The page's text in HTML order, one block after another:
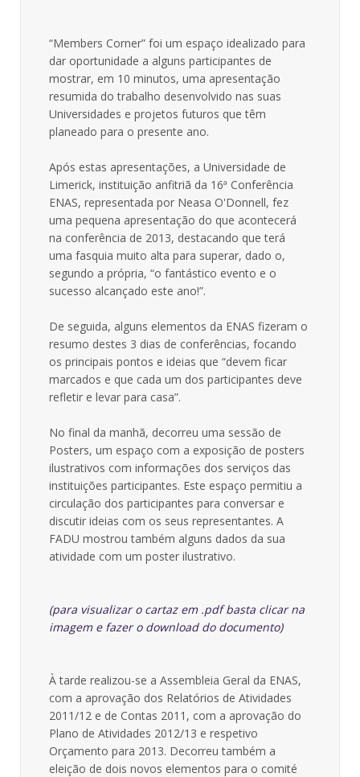
“Members Corner” foi um espaço idealizado para
dar oportunidade a alguns participantes de
mostrar, em 10 minutos, uma apresentação
resumida do trabalho desenvolvido nas suas
Universidades e projetos futuros que têm
planeado para o presente ano.
Após estas apresentações, a Universidade de
Limerick, instituição anfitriã da 16ª Conferência
ENAS, representada por Neasa O'Donnell, fez
uma pequena apresentação do que acontecerá
na conferência de 2013, destacando que terá
uma fasquia muito alta para superar, dado o,
segundo a própria, “o fantástico evento e o
sucesso alcançado este ano!”.
De seguida, alguns elementos da ENAS fizeram o
resumo destes 3 dias de conferências, focando
os principais pontos e ideias que “devem ficar
marcados e que cada um dos participantes deve
refletir e levar para casa”.
No final da manhã, decorreu uma sessão de
Posters, um espaço com a exposição de posters
ilustrativos com informações dos serviços das
instituições participantes. Este espaço permitiu a
circulação dos participantes para conversar e
discutir ideias com os seus representantes. A
FADU mostrou também alguns dados da sua
atividade com um poster ilustrativo.
(para visualizar o cartaz em .pdf basta clicar na
imagem e fazer o download do documento)
À tarde realizou-se a Assembleia Geral da ENAS,
com a aprovação dos Relatórios de Atividades
2011/12 e de Contas 2011, com a aprovação do
Plano de Atividades 2012/13 e respetivo
Orçamento para 2013. Decorreu também a
eleição de dois novos elementos para o comité